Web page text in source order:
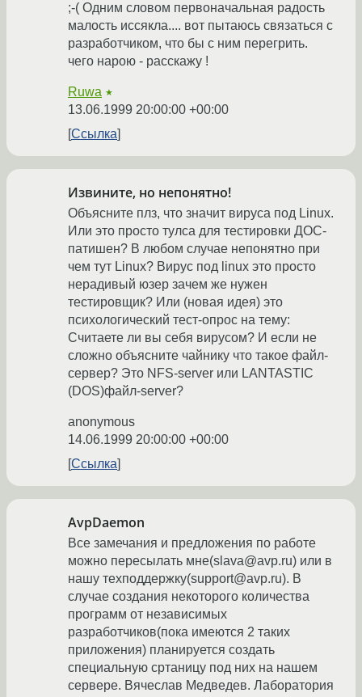
;-( Одним словом первоначальная радость
малость иссякла.... вот пытаюсь связаться с
разработчиком, что бы с ним перегрить.
чего нарою - расскажу !
Ruwa ★
13.06.1999 20:00:00 +00:00
Ссылка
Извините, но непонятно!
Объясните плз, что значит вируса под Linux.
Или это просто тулса для тестировки ДОС-
патишен? В любом случае непонятно при
чем тут Linux? Вирус под linux это просто
нерадивый юзер зачем же нужен
тестировщик? Или (новая идея) это
психологический тест-опрос на тему:
Считаете ли вы себя вирусом? И если не
сложно объясните чайнику что такое файл-
сервер? Это NFS-server или LANTASTIC
(DOS)файл-server?
anonymous
14.06.1999 20:00:00 +00:00
Ссылка
AvpDaemon
Все замечания и предложения по работе
можно пересылать мне(slava@avp.ru) или в
нашу техподдержку(support@avp.ru). В
случае создания некоторого количества
программ от независимых
разработчиков(пока имеются 2 таких
приложения) планируется создать
специальную сртаницу под них на нашем
сервере. Вячеслав Медведев. Лаборатория